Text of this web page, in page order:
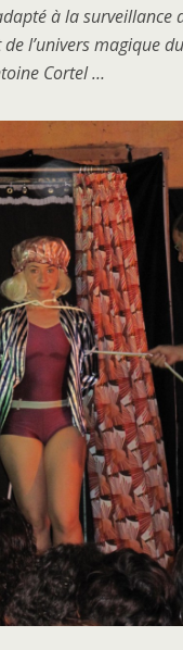
à la surveillance
l’univers magique
Cortel …